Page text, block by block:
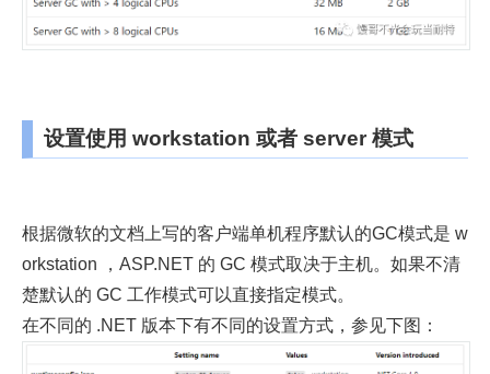
设置使用 workstation 或者 server 模式
根据微软的文档上写的客户端单机程序默认的GC模式是 w
orkstation ，ASP.NET 的 GC 模式取决于主机。如果不清
楚默认的 GC 工作模式可以直接指定模式。
在不同的 .NET 版本下有不同的设置方式，参见下图：